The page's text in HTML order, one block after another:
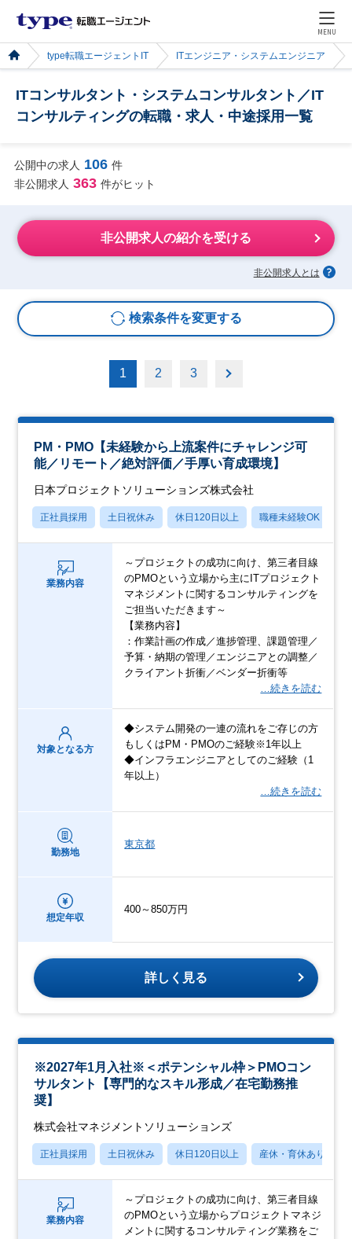
MENU
type転職エージェントIT ITエンジニア・システムエンジニア
ITコンサルタント・システムコンサルタント／IT
コンサルティングの転職・求人・中途採用一覧
公開中の求人 106 件
非公開求人 363 件がヒット
非公開求人の紹介を受ける
非公開求人とは
検索条件を変更する
1 2 3
PM・PMO【未経験から上流案件にチャレンジ可
能／リモート／絶対評価／手厚い育成環境】
日本プロジェクトソリューションズ株式会社
正社員採用 土日祝休み 休日120日以上 職種未経験OK
業務内容
～プロジェクトの成功に向け、第三者目線
のPMOという立場から主にITプロジェクト
マネジメントに関するコンサルティングを
ご担当いただきます～
【業務内容】
：作業計画の作成／進捗管理、課題管理／
予算・納期の管理／エンジニアとの調整／
クライアント折衝／ベンダー折衝等
…続きを読む
対象となる方
◆システム開発の一連の流れをご存じの方
もしくはPM・PMOのご経験※1年以上
◆インフラエンジニアとしてのご経験（1
年以上）
…続きを読む
勤務地
東京都
想定年収
400～850万円
詳しく見る
※2027年1月入社※＜ポテンシャル枠＞PMOコン
サルタント【専門的なスキル形成／在宅勤務推
奨】
株式会社マネジメントソリューションズ
正社員採用 土日祝休み 休日120日以上 産休・育休あり
業務内容
～プロジェクトの成功に向け、第三者目線
のPMOという立場からプロジェクトマネジ
メントに関するコンサルティング業務をご